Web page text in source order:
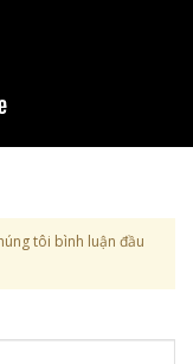
tôi bình luận đầu